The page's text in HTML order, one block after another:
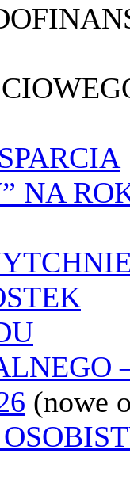
NA
(nowe